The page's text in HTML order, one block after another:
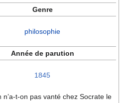
Genre
philosophie
Année de parution
1845
n’a-t-on pas vanté chez Socrate le